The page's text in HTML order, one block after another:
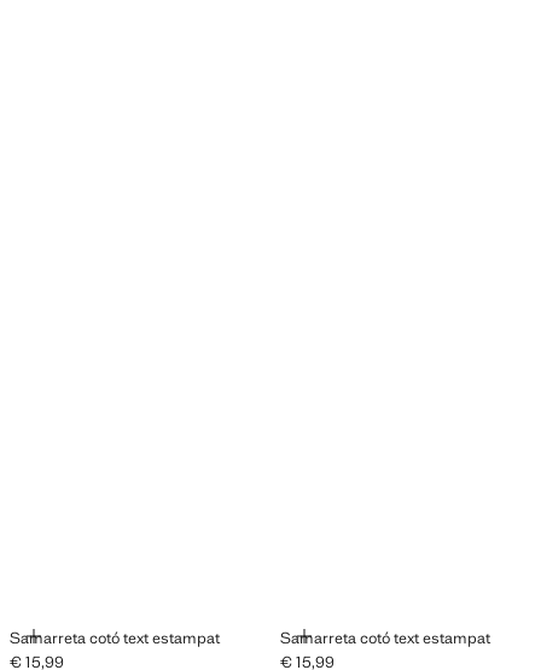
Samarreta cotó text estampat
AFEGIR
€ 15,99
Samarreta cotó text estampat
AFEGIR
€ 15,99